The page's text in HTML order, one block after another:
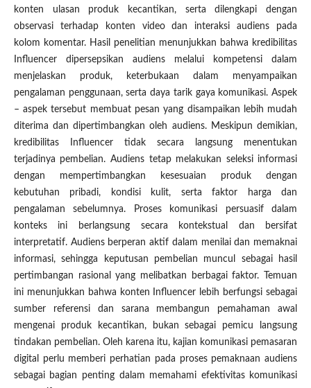
konten ulasan produk kecantikan, serta dilengkapi dengan
observasi terhadap konten video dan interaksi audiens pada
kolom komentar. Hasil penelitian menunjukkan bahwa kredibilitas
Influencer dipersepsikan audiens melalui kompetensi dalam
menjelaskan produk, keterbukaan dalam menyampaikan
pengalaman penggunaan, serta daya tarik gaya komunikasi. Aspek
– aspek tersebut membuat pesan yang disampaikan lebih mudah
diterima dan dipertimbangkan oleh audiens. Meskipun demikian,
kredibilitas Influencer tidak secara langsung menentukan
terjadinya pembelian. Audiens tetap melakukan seleksi informasi
dengan mempertimbangkan kesesuaian produk dengan
kebutuhan pribadi, kondisi kulit, serta faktor harga dan
pengalaman sebelumnya. Proses komunikasi persuasif dalam
konteks ini berlangsung secara kontekstual dan bersifat
interpretatif. Audiens berperan aktif dalam menilai dan memaknai
informasi, sehingga keputusan pembelian muncul sebagai hasil
pertimbangan rasional yang melibatkan berbagai faktor. Temuan
ini menunjukkan bahwa konten Influencer lebih berfungsi sebagai
sumber referensi dan sarana membangun pemahaman awal
mengenai produk kecantikan, bukan sebagai pemicu langsung
tindakan pembelian. Oleh karena itu, kajian komunikasi pemasaran
digital perlu memberi perhatian pada proses pemaknaan audiens
sebagai bagian penting dalam memahami efektivitas komunikasi